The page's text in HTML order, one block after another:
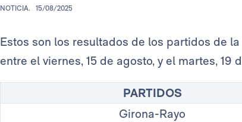
NOTICIA. 15/08/2025
Estos son los resultados de los partidos de
entre el viernes, 15 de agosto, y el martes, 19
PARTIDOS
Girona-Rayo